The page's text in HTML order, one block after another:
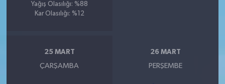
Yağış Olasılığı: %88
Kar Olasılığı: %12
25 MART
ÇARŞAMBA
26 MART
PERŞEMBE